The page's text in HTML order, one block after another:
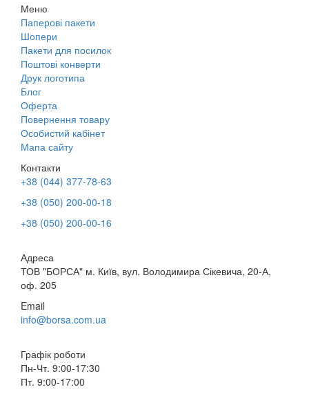
Меню
Паперові пакети
Шопери
Пакети для посилок
Поштові конверти
Друк логотипа
Блог
Оферта
Повернення товару
Особистий кабінет
Мапа сайту
Контакти
+38 (044) 377-78-63
+38 (050) 200-00-18
+38 (050) 200-00-16
Адреса
ТОВ "БОРСА" м. Київ, вул. Володимира Сікевича, 20-А,
оф. 205
Email
info@borsa.com.ua
Графік роботи
Пн-Чт. 9:00-17:30
Пт. 9:00-17:00